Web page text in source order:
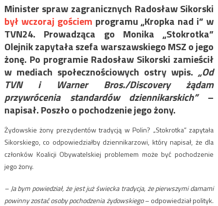
Minister spraw zagranicznych Radosław Sikorski
był wczoraj gościem programu „Kropka nad i” w
TVN24. Prowadząca go Monika „Stokrotka”
Olejnik zapytała szefa warszawskiego MSZ o jego
żonę. Po programie Radosław Sikorski zamieścił
w mediach społecznościowych ostry wpis.„Od
TVN i Warner Bros./Discovery żądam
przywrócenia standardów dziennikarskich”–
napisał. Poszło o pochodzenie jego żony.
Żydowskie żony prezydentów tradycją w Polin? „Stokrotka” zapytała
Sikorskiego, co odpowiedziałby dziennikarzowi, który napisał, że dla
członków Koalicji Obywatelskiej problemem może być pochodzenie
jego żony.
– Ja bym powiedział, że jest już świecka tradycja, że pierwszymi damami
powinny zostać osoby pochodzenia żydowskiego– odpowiedział polityk.